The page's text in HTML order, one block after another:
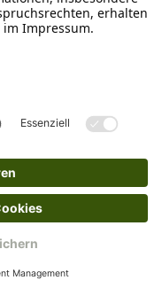
AGB Datenschutz